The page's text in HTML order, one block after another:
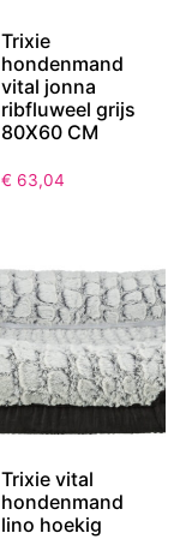
Trixie
hondenmand
vital jonna
ribfluweel grijs
80X60 CM
€ 63,04
Trixie vital
hondenmand
lino hoekig